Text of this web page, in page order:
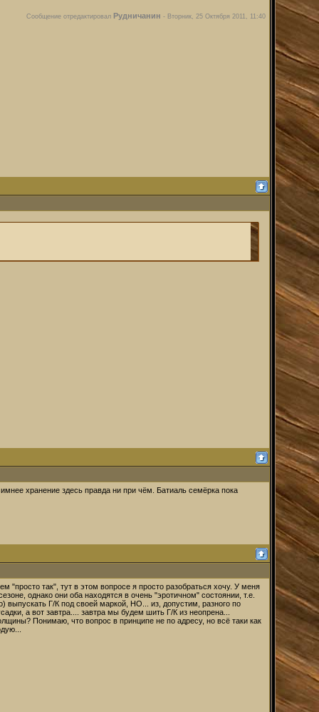
Сообщение отредактировал Рудничанин - Вторник, 25 Октября 2011, 11:40
хранение здесь правда ни при чём. Батиаль семёрка пока
"просто так", тут в этом вопросе я просто разобраться хочу. У меня
однако они оба находятся в очень "эротичном" состоянии, т.е.
Г/К под своей маркой, НО... из, допустим, разного по
а вот завтра.... завтра мы будем шить Г/К из неопрена...
Понимаю, что вопрос в принципе не по адресу, но всё таки как